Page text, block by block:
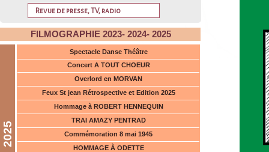
2025
Spectacle Danse Théâtre
Concert A TOUT CHOEUR
Overlord en MORVAN
Feux St jean Rétrospective et Edition 2025
Hommage à ROBERT HENNEQUIN
TRAI AMAZY PENTRAD
Commémoration 8 mai 1945
HOMMAGE À ODETTE
FILMOGRAPHIE 2023- 2024- 2025
Revue de presse, TV, radio